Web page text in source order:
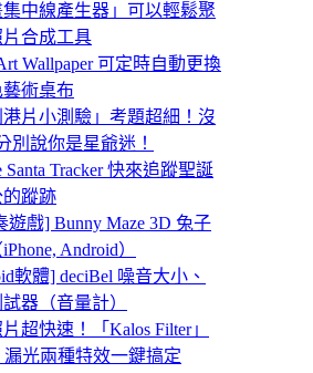
集中線產生器」可以輕鬆聚
合成工具
Wallpaper 可定時自動更換
術桌布
港片小測驗」考題超細！沒
別說你是星爺迷！
Santa Tracker 快來追蹤聖誕
蹤跡
遊戲] Bunny Maze 3D 兔子
Android）
軟體] deciBel 噪音大小、
器（音量計）
超快速！「Kalos Filter」
漏光兩種特效一鍵搞定